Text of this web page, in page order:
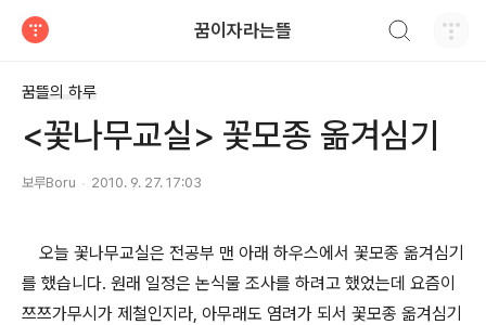
꿈이자라는뜰
꿈뜰의 하루
<꽃나무교실> 꽃모종 옮겨심기
보루Boru 2010. 9. 27. 17:03
오늘 꽃나무교실은 전공부 맨 아래 하우스에서 꽃모종 옮겨심기
를 했습니다. 원래 일정은 논식물 조사를 하려고 했었는데 요즘이
쯔쯔가무시가 제철인지라, 아무래도 염려가 되서 꽃모종 옮겨심기